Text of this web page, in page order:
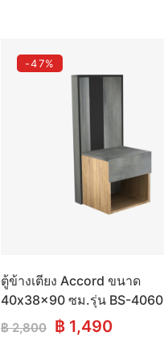
-47%
ตู้ข้างเตียง Accord ขนาด
40x38x90 ซม.รุ่น BS-4060
฿2,800 Original
฿ 1,490Current